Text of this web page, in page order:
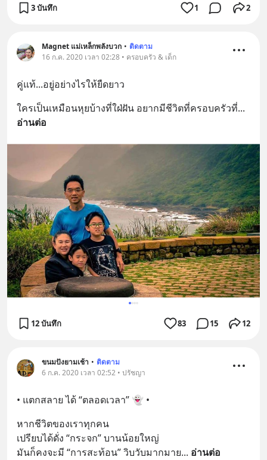
3 บันทึก 1 2
Magnet แม่เหล็กพลังบวก • ติดตาม
16 ก.ค. 2020 เวลา 02:28 • ครอบครัว & เด็ก
คู่แท้...อยู่อย่างไรให้ยืดยาว
ใครเป็นเหมือนหุยบ้างที่ใฝ่ฝัน อยากมีชีวิตที่ครอบครัวที่
อ่านต่อ
12 บันทึก 83 15 12
ขนมปังยามเช้า • ติดตาม
6 ก.ค. 2020 เวลา 02:52 • ปรัชญา
• แตกสลาย ได้ “ตลอดเวลา” 👻 •
หากชีวิตของเราทุกคน
เปรียบได้ดั่ง “กระจก” บานน้อยใหญ่
มันก็คงจะมี “การสะท้อน” วิบวับมากมาย... อ่านต่อ